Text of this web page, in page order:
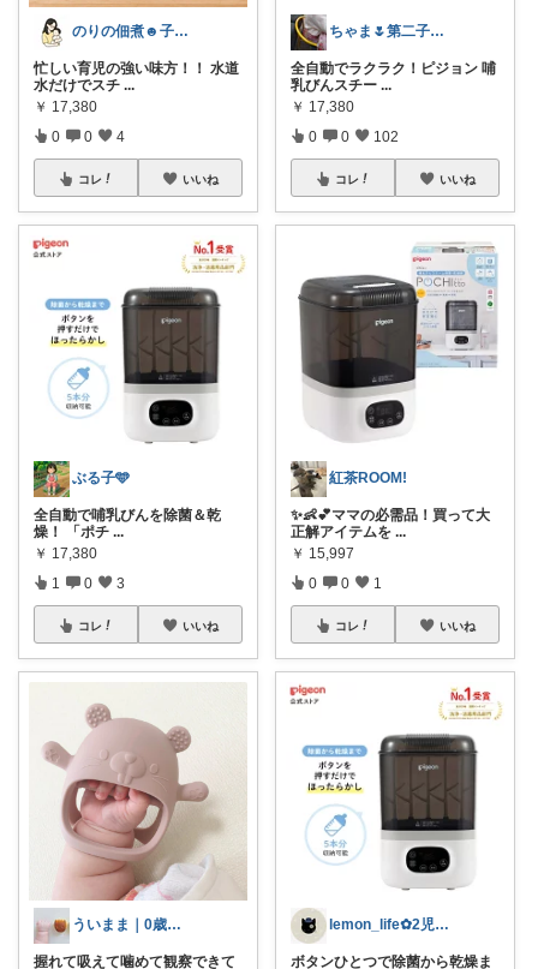
のりの佃煮☻子育て奮闘中
忙しい育児の強い味方！！ 水道
水だけでスチ ...
￥ 17,380
0 0 4
コレ いいね
ぶる子🩵
全自動で哺乳びんを除菌＆乾
燥！ 「ポチ ...
￥ 17,380
1 0 3
コレ いいね
ういまま｜0歳児との快適な暮らし
握れて吸えて噛めて観察できて
ちゃま🌷第二子妊娠中
全自動でラクラク！ピジョン 哺
乳びんスチー ...
￥ 17,380
0 0 102
コレ いいね
紅茶ROOM!
✨👶💕ママの必需品！買って大
正解アイテムを ...
￥ 15,997
0 0 1
コレ いいね
lemon_life✿2児ママ
ボタンひとつで除菌から乾燥ま